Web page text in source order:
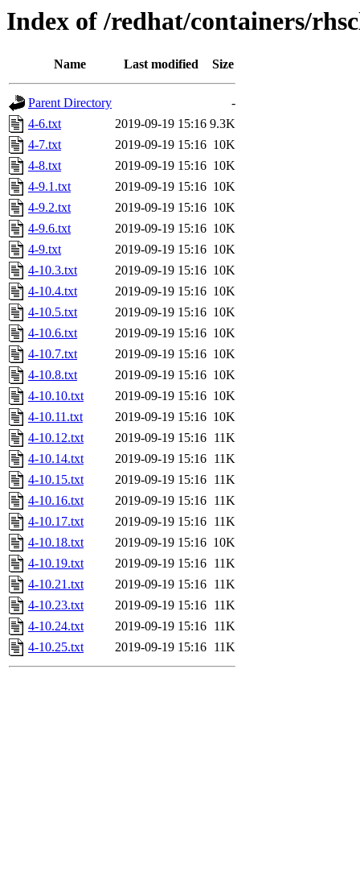
Index of /redhat/containers/
Name Last modified Size
Parent Directory
-
4-6.txt
2019-09-19 15:16 9.3K
4-7.txt
2019-09-19 15:16 10K
4-8.txt
2019-09-19 15:16 10K
4-9.1.txt
2019-09-19 15:16 10K
4-9.2.txt
2019-09-19 15:16 10K
4-9.6.txt
2019-09-19 15:16 10K
4-9.txt
2019-09-19 15:16 10K
4-10.3.txt
2019-09-19 15:16 10K
4-10.4.txt
2019-09-19 15:16 10K
4-10.5.txt
2019-09-19 15:16 10K
4-10.6.txt
2019-09-19 15:16 10K
4-10.7.txt
2019-09-19 15:16 10K
4-10.8.txt
2019-09-19 15:16 10K
4-10.10.txt
2019-09-19 15:16 10K
4-10.11.txt
2019-09-19 15:16 10K
4-10.12.txt
2019-09-19 15:16 11K
4-10.14.txt
2019-09-19 15:16 11K
4-10.15.txt
2019-09-19 15:16 11K
4-10.16.txt
2019-09-19 15:16 11K
4-10.17.txt
2019-09-19 15:16 11K
4-10.18.txt
2019-09-19 15:16 10K
4-10.19.txt
2019-09-19 15:16 11K
4-10.21.txt
2019-09-19 15:16 11K
4-10.23.txt
2019-09-19 15:16 11K
4-10.24.txt
2019-09-19 15:16 11K
4-10.25.txt
2019-09-19 15:16 11K